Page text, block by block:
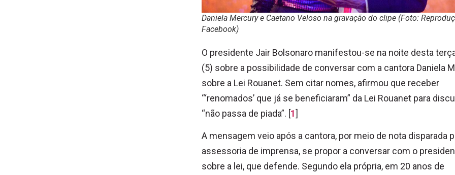
Daniela Mercury e Caetano Veloso na gravação do clipe (Foto:
Facebook)
O presidente Jair Bolsonaro manifestou-se na noite desta
(5) sobre a possibilidade de conversar com a cantora Daniela
sobre a Lei Rouanet. Sem citar nomes, afirmou que receber
“‘renomados’ que já se beneficiaram” da Lei Rouanet para
“não passa de piada”. [1]
A mensagem veio após a cantora, por meio de nota disparada
assessoria de imprensa, se propor a conversar com o
sobre a lei, que defende. Segundo ela própria, em 20 anos de